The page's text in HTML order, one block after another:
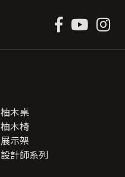
產
選
擇
選
項
柚木桌
柚木椅
展示架
設計師系列